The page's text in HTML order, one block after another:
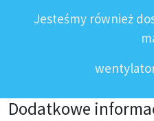
Jesteśmy również
Dodatkowe